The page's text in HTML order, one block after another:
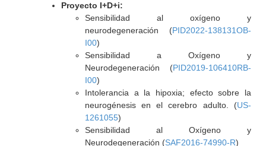
Proyecto I+D+i:
Sensibilidad al oxígeno y
neurodegeneración (PID2022-138131OB-
I00)
Sensibilidad a Oxígeno y
Neurodegeneración (PID2019-106410RB-
I00)
Intolerancia a la hipoxia; efecto sobre la
neurogénesis en el cerebro adulto. (US-
1261055)
Sensibilidad al Oxígeno y
Neurodegeneración (SAF2016-74990-R)